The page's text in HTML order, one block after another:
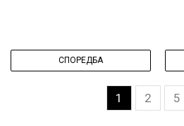
СПОРЕДБА
1 2 5